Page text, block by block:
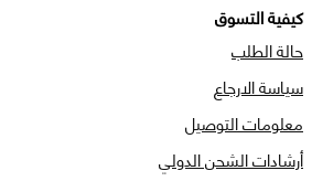
كيفية التسوق
حالة الطلب
سياسة الارجاع
معلومات التوصيل
أرشادات الشحن الدولي